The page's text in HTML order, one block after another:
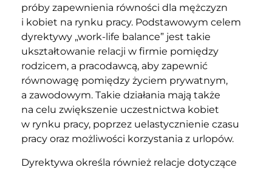
próby zapewnienia równości dla mężczyzn
i kobiet na rynku pracy. Podstawowym celem
dyrektywy „work-life balance” jest takie
ukształtowanie relacji w firmie pomiędzy
rodzicem, a pracodawcą, aby zapewnić
równowagę pomiędzy życiem prywatnym,
a zawodowym. Takie działania mają także
na celu zwiększenie uczestnictwa kobiet
w rynku pracy, poprzez uelastycznienie czasu
pracy oraz możliwości korzystania z urlopów.
Dyrektywa określa również relacje dotyczące